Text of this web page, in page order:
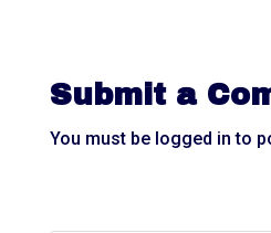
Submit a
You must be logged in to